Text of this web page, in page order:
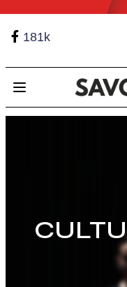
181k
Open main menu